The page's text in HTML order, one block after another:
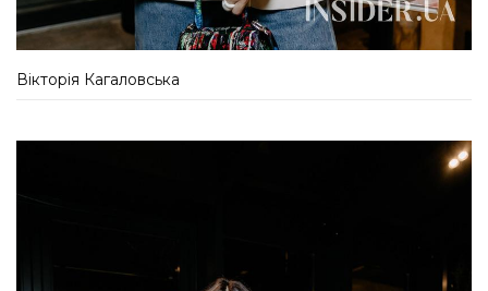
Вікторія Кагаловська